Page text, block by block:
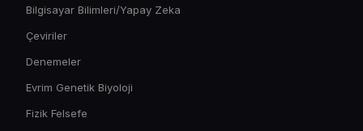
Bilgisayar Bilimleri/Yapay Zeka
Çeviriler
Denemeler
Evrim Genetik Biyoloji
Fizik Felsefe